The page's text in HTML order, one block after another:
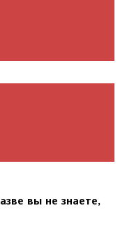
вы не знаете,